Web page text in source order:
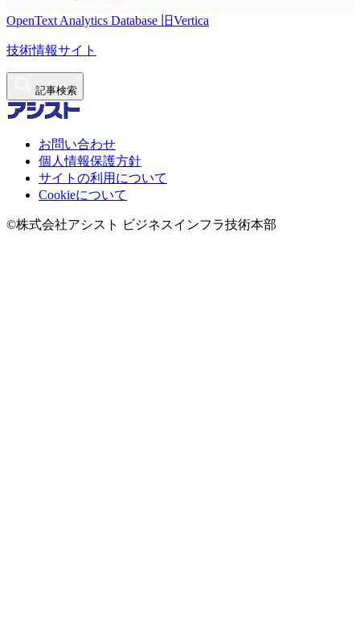
OpenText Analytics Database 旧Vertica
技術情報サイト
記事検索
お問い合わせ
個人情報保護方針
サイトの利用について
Cookieについて
©株式会社アシスト ビジネスインフラ技術本部